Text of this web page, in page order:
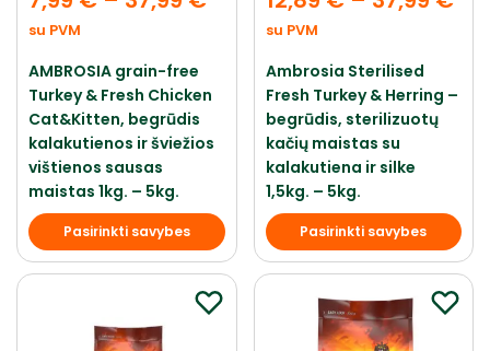
su PVM
AMBROSIA grain-free
Turkey & Fresh Chicken
Cat&Kitten, begrūdis
kalakutienos ir šviežios
vištienos sausas
maistas 1kg. – 5kg.
Pasirinkti savybes
su PVM
Ambrosia Sterilised
Fresh Turkey & Herring –
begrūdis, sterilizuotų
kačių maistas su
kalakutiena ir silke
1,5kg. – 5kg.
Pasirinkti savybes